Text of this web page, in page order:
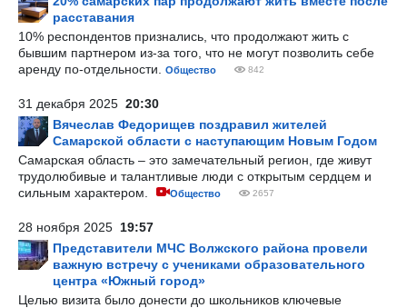
расставания
10% респондентов признались, что продолжают жить с
бывшим партнером из-за того, что не могут позволить себе
аренду по-отдельности.
Общество 842
31 декабря 2025 20:30
Вячеслав Федорищев поздравил жителей
Самарской области с наступающим Новым Годом
Самарская область – это замечательный регион, где живут
трудолюбивые и талантливые люди с открытым сердцем и
сильным характером.
Общество 2657
28 ноября 2025 19:57
Представители МЧС Волжского района провели
важную встречу с учениками образовательного
центра «Южный город»
Целью визита было донести до школьников ключевые